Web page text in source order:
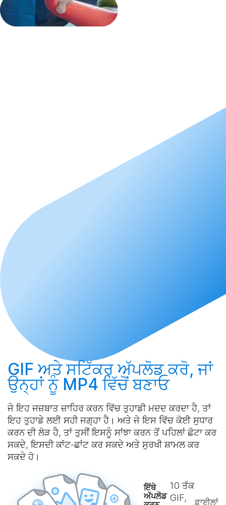
GIF ਅਤੇ ਸਟਿੱਕਰਅੱਪਲੋਡ ਕਰੋ, ਜਾਂ
ਉਨ੍ਹਾਂ ਨੂੰ MP4 ਵਿੱਚੋਂਬਣਾਓ
ਜੇ ਇਹ ਜਜ਼ਬਾਤ ਜ਼ਾਹਿਰ ਕਰਨ ਵਿੱਚ ਤੁਹਾਡੀ ਮਦਦ ਕਰਦਾ ਹੈ, ਤਾਂ
ਇਹ ਤੁਹਾਡੇ ਲਈ ਸਹੀ ਜਗ੍ਹਾ ਹੈ। ਅਤੇ ਜੇ ਇਸ ਵਿੱਚ ਕੋਈ ਸੁਧਾਰ
ਕਰਨ ਦੀ ਲੋੜ ਹੈ, ਤਾਂ ਤੁਸੀਂ ਇਸਨੂੰ ਸਾਂਝਾ ਕਰਨ ਤੋਂ ਪਹਿਲਾਂ ਛੋਟਾ ਕਰ
ਸਕਦੇ, ਇਸਦੀ ਕਾਂਟ-ਛਾਂਟ ਕਰ ਸਕਦੇ ਅਤੇ ਸੁਰਖੀ ਸ਼ਾਮਲ ਕਰ
ਸਕਦੇ ਹੋ।
ਇੱਥੇ
ਅੱਪਲੋਡ
10 ਤੱਕ
GIF,
ਫ਼ਾਈਲਾਂ